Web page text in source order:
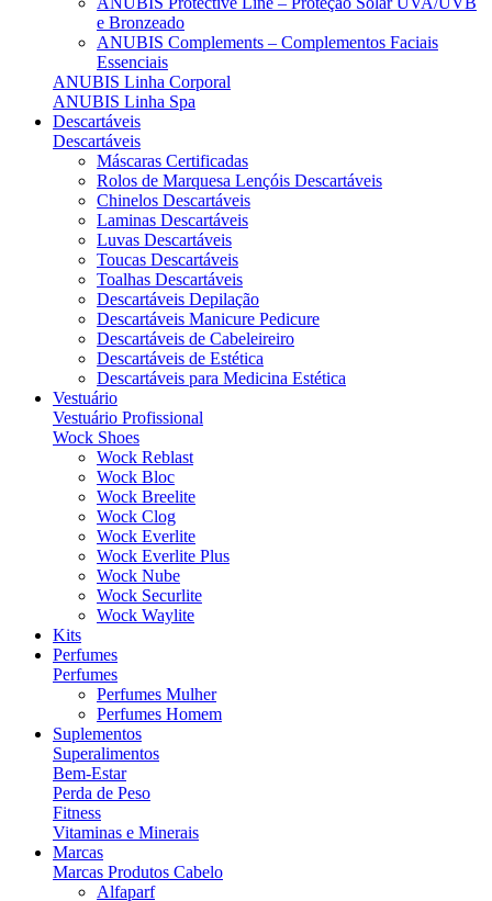
e Bronzeado
ANUBIS Complements – Complementos Faciais
Essenciais
ANUBIS Linha Corporal
ANUBIS Linha Spa
Descartáveis
Descartáveis
Máscaras Certificadas
Rolos de Marquesa Lençóis Descartáveis
Chinelos Descartáveis
Laminas Descartáveis
Luvas Descartáveis
Toucas Descartáveis
Toalhas Descartáveis
Descartáveis Depilação
Descartáveis Manicure Pedicure
Descartáveis de Cabeleireiro
Descartáveis de Estética
Descartáveis para Medicina Estética
Vestuário
Vestuário Profissional
Wock Shoes
Wock Reblast
Wock Bloc
Wock Breelite
Wock Clog
Wock Everlite
Wock Everlite Plus
Wock Nube
Wock Securlite
Wock Waylite
Kits
Perfumes
Perfumes
Perfumes Mulher
Perfumes Homem
Suplementos
Superalimentos
Bem-Estar
Perda de Peso
Fitness
Vitaminas e Minerais
Marcas
Marcas Produtos Cabelo
Alfaparf